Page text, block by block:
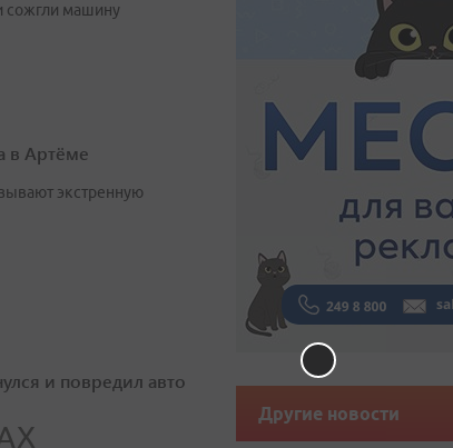
сожгли машину
в Артёме
экстренную
и повредил авто
Другие новости